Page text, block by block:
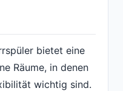
bietet eine
Räume, in denen
wichtig sind.